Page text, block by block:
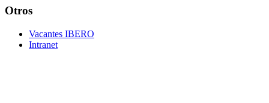
Otros
Vacantes IBERO
Intranet